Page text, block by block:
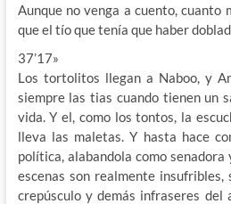
Aunque no venga a cuento, cuanto
que el tío que tenía que haber
37’17»
Los tortolitos llegan a Naboo, y
siempre las tias cuando tienen un
vida. Y el, como los tontos, la
lleva las maletas. Y hasta hace
política, alabandola como
escenas son realmente
crepúsculo y demás infraseres del